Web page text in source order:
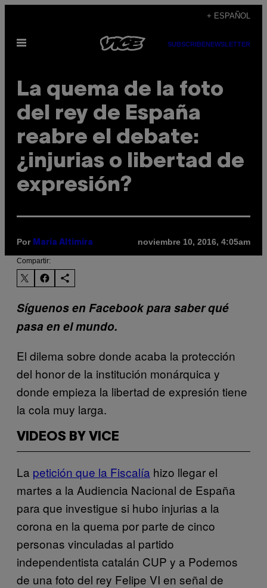
contenido
+ ESPAÑOL
Abrir
SUBSCRIBENEWSLETTER
La quema de la foto
del rey de España
reabre el debate:
¿injurias o libertad de
expresión?
Por María Altimira noviembre 10, 2016, 4:05am
Compartir:
Síguenos en Facebook para saber qué
pasa en el mundo.
El dilema sobre donde acaba la protección
del honor de la institución monárquica y
donde empieza la libertad de expresión tiene
la cola muy larga.
VIDEOS BY VICE
La petición que la Fiscalía hizo llegar el
martes a la Audiencia Nacional de España
para que investigue si hubo injurias a la
corona en la quema por parte de cinco
personas vinculadas al partido
independentista catalán CUP y a Podemos
de una foto del rey Felipe VI en señal de